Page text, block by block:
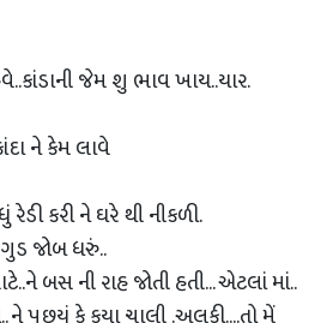
જેમ શુ ભાવ ખાય..યાર.
ને કેમ લાવે
રેડી કરી ને ઘરે થી નીકળી.
જોબ ધરું..
બસ ની રાહ જોતી હતી... એટલાં માં..